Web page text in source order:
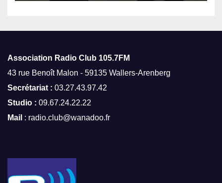
Association Radio Club 105.7FM
43 rue Benoît Malon - 59135 Wallers-Arenberg
Secrétariat : 03.27.43.97.42
Studio : 09.67.24.22.22
Mail : radio.club@wanadoo.fr